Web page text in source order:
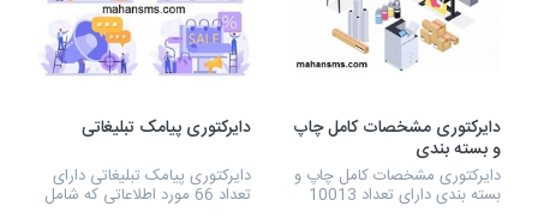
دایرکتوری مشخصات کامل چاپ
و بسته بندی
دایرکتوری مشخصات کامل چاپ و
بسته بندی دارای تعداد 10013
دایرکتوری پیامک تبلیغاتی
دایرکتوری پیامک تبلیغاتی دارای
تعداد 66 مورد اطلاعاتی که شامل